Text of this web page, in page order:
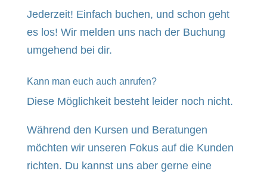
Jederzeit! Einfach buchen, und schon geht
es los! Wir melden uns nach der Buchung
umgehend bei dir.
Kann man euch auch anrufen?
Diese Möglichkeit besteht leider noch nicht.
Während den Kursen und Beratungen
möchten wir unseren Fokus auf die Kunden
richten. Du kannst uns aber gerne eine